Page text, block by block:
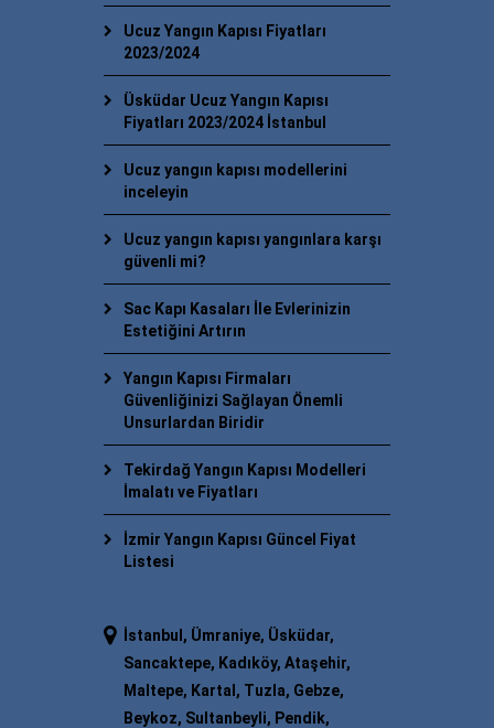
Ucuz Yangın Kapısı Fiyatları
2023/2024
Üsküdar Ucuz Yangın Kapısı
Fiyatları 2023/2024 İstanbul
Ucuz yangın kapısı modellerini
inceleyin
Ucuz yangın kapısı yangınlara karşı
güvenli mi?
Sac Kapı Kasaları İle Evlerinizin
Estetiğini Artırın
Yangın Kapısı Firmaları
Güvenliğinizi Sağlayan Önemli
Unsurlardan Biridir
Tekirdağ Yangın Kapısı Modelleri
İmalatı ve Fiyatları
İzmir Yangın Kapısı Güncel Fiyat
Listesi
İstanbul, Ümraniye, Üsküdar,
Sancaktepe, Kadıköy, Ataşehir,
Maltepe, Kartal, Tuzla, Gebze,
Beykoz, Sultanbeyli, Pendik,